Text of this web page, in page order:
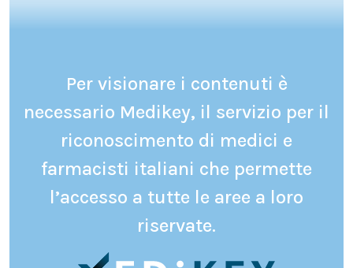
Per visionare i contenuti è
necessario Medikey, il servizio per il
riconoscimento di medici e
farmacisti italiani che permette
l’accesso a tutte le aree a loro
riservate.